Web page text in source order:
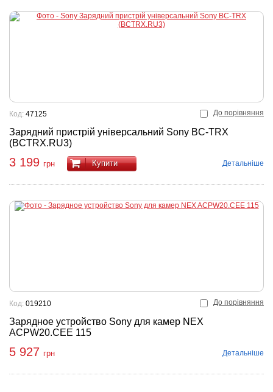
До порівняння
Зарядний пристрій універсальний Sony BC-TRX
(BCTRX.RU3)
Код: 47125
3 199 грн Купити Детальніше
До порівняння
Зарядное устройство Sony для камер NEX
ACPW20.CEE 115
Код: 019210
5 927 грн Детальніше